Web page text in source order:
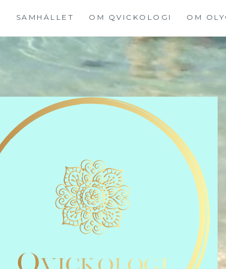
SAMHÄLLET OM QVICKOLOGI OM